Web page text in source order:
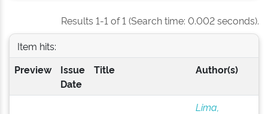
Results 1-1 of 1 (Search time: 0.002 seconds).
Item hits:
Preview
Issue
Date
Title Author(s)
Lima,